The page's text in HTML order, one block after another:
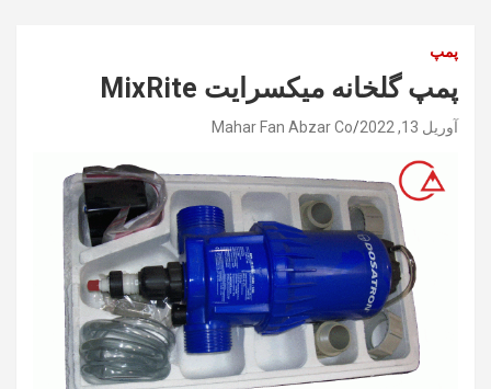
پمپ
پمپ گلخانه میکسرایت MixRite
آوریل 13, 2022 Mahar Fan Abzar Co